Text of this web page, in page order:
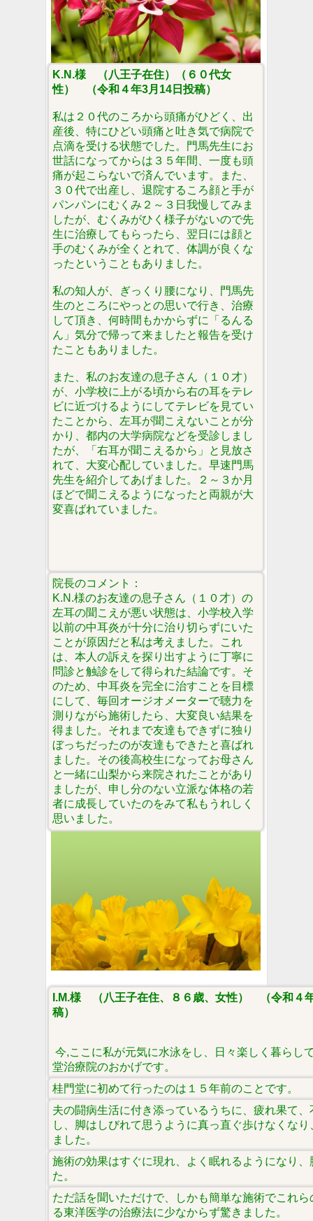
K.N.様 （八王子在住）（６０代女
性） （令和４年3月14日投稿）
私は２０代のころから頭痛がひどく、出
産後、特にひどい頭痛と吐き気で病院で
点滴を受ける状態でした。門馬先生にお
世話になってからは３５年間、一度も頭
痛が起こらないで済んでいます。また、
３０代で出産し、退院するころ顔と手が
パンパンにむくみ２～３日我慢してみま
したが、むくみがひく様子がないので先
生に治療してもらったら、翌日には顔と
手のむくみが全くとれて、体調が良くな
ったということもありました。
私の知人が、ぎっくり腰になり、門馬先
生のところにやっとの思いで行き、治療
して頂き、何時間もかからずに「るんる
ん」気分で帰って来ましたと報告を受け
たこともありました。
また、私のお友達の息子さん（１０才）
が、小学校に上がる頃から右の耳をテレ
ビに近づけるようにしてテレビを見てい
たことから、左耳が聞こえないことが分
かり、都内の大学病院などを受診しまし
たが、「右耳が聞こえるから」と見放さ
れて、大変心配していました。早速門馬
先生を紹介してあげました。２～３か月
ほどで聞こえるようになったと両親が大
変喜ばれていました。
院長のコメント：
K.N.様のお友達の息子さん（１０才）の
左耳の聞こえが悪い状態は、小学校入学
以前の中耳炎が十分に治り切らずにいた
ことが原因だと私は考えました。これ
は、本人の訴えを探り出すように丁寧に
問診と触診をして得られた結論です。そ
のため、中耳炎を完全に治すことを目標
にして、毎回オージオメーターで聴力を
測りながら施術したら、大変良い結果を
得ました。それまで友達もできずに独り
ぼっちだったのが友達もできたと喜ばれ
ました。その後高校生になってお母さん
と一緒に山梨から来院されたことがあり
ましたが、申し分のない立派な体格の若
者に成長していたのをみて私もうれしく
思いました。
I.M.様 （八王子在住、８６歳、女性） （令和４
稿）
今,ここに私が元気に水泳をし、日々楽しく暮らし
堂治療院のおかげです。
桂門堂に初めて行ったのは１５年前のことです。
夫の闘病生活に付き添っているうちに、疲れ果て
し、脚はしびれて思うように真っ直ぐ歩けなくな
ました。
施術の効果はすぐに現れ、よく眠れるようになり
た。
ただ話を聞いただけで、しかも簡単な施術でこれ
る東洋医学の治療法に少なからず驚きました。